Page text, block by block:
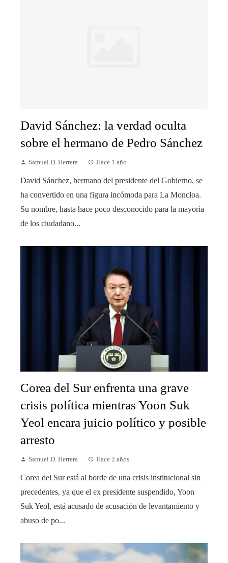
David Sánchez: la verdad oculta
sobre el hermano de Pedro Sánchez
Samuel D. Herrera Hace 1 año
David Sánchez, hermano del presidente del Gobierno, se
ha convertido en una figura incómoda para La Moncloa.
Su nombre, hasta hace poco desconocido para la mayoría
de los ciudadano...
Corea del Sur enfrenta una grave
crisis política mientras Yoon Suk
Yeol encara juicio político y posible
arresto
Samuel D. Herrera Hace 2 años
Corea del Sur está al borde de una crisis institucional sin
precedentes, ya que el ex presidente suspendido, Yoon
Suk Yeol, está acusado de acusación de levantamiento y
abuso de po...